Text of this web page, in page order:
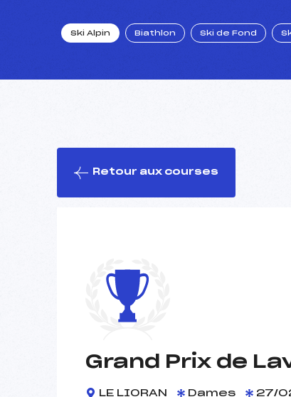
Ski Alpin Biathlon Ski de Fond
Retour aux courses
Grand Prix de
LE LIORAN Dames 27/